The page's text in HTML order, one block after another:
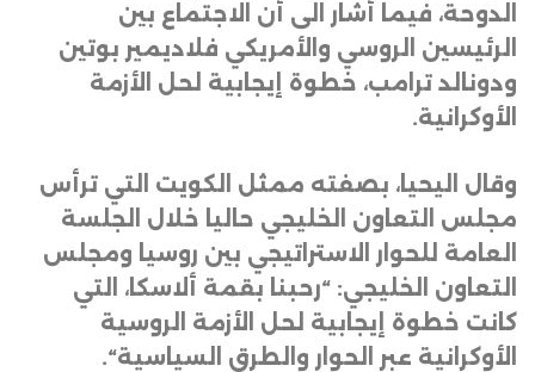
الدوحة، فيما أشار الى أن الاجتماع بين
الرئيسين الروسي والأمريكي فلاديمير بوتين
ودونالد ترامب، خطوة إيجابية لحل الأزمة
الأوكرانية.
وقال اليحيا، بصفته ممثل الكويت التي ترأس
مجلس التعاون الخليجي حاليا خلال الجلسة
العامة للحوار الاستراتيجي بين روسيا ومجلس
التعاون الخليجي: “رحبنا بقمة ألاسكا، التي
كانت خطوة إيجابية لحل الأزمة الروسية
الأوكرانية عبر الحوار والطرق السياسية“.